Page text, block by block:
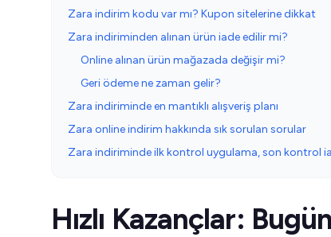
Zara indirim kodu var mı? Kupon sitelerine dikkat
Zara indiriminden alınan ürün iade edilir mi?
Online alınan ürün mağazada değişir mi?
Geri ödeme ne zaman gelir?
Zara indiriminde en mantıklı alışveriş planı
Zara online indirim hakkında sık sorulan sorular
Zara indiriminde ilk kontrol uygulama, son kontrol
Hızlı Kazançlar: